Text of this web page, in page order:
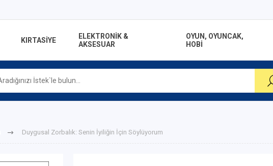
KIRTASİYE
ELEKTRONİK &
AKSESUAR
OYUN, OYUNCAK,
HOBİ
Duygusal Zorbalık: Senin İyiliğin İçin Söylüyorum